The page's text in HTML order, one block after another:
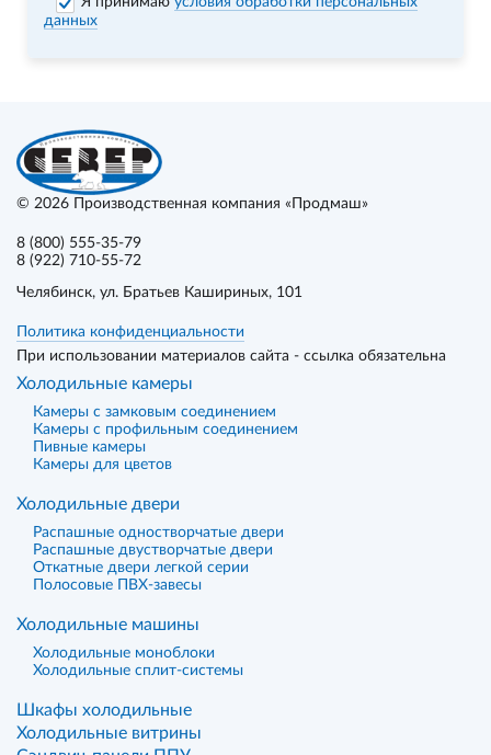
данных
© 2026 Производственная компания «Продмаш»
8 (800) 555-35-79
8 (922) 710-55-72
Челябинск, ул. Братьев Кашириных, 101
Политика конфиденциальности
При использовании материалов сайта - ссылка обязательна
Холодильные камеры
Камеры с замковым соединением
Камеры с профильным соединением
Пивные камеры
Камеры для цветов
Холодильные двери
Распашные одностворчатые двери
Распашные двустворчатые двери
Откатные двери легкой серии
Полосовые ПВХ-завесы
Холодильные машины
Холодильные моноблоки
Холодильные сплит-системы
Шкафы холодильные
Холодильные витрины